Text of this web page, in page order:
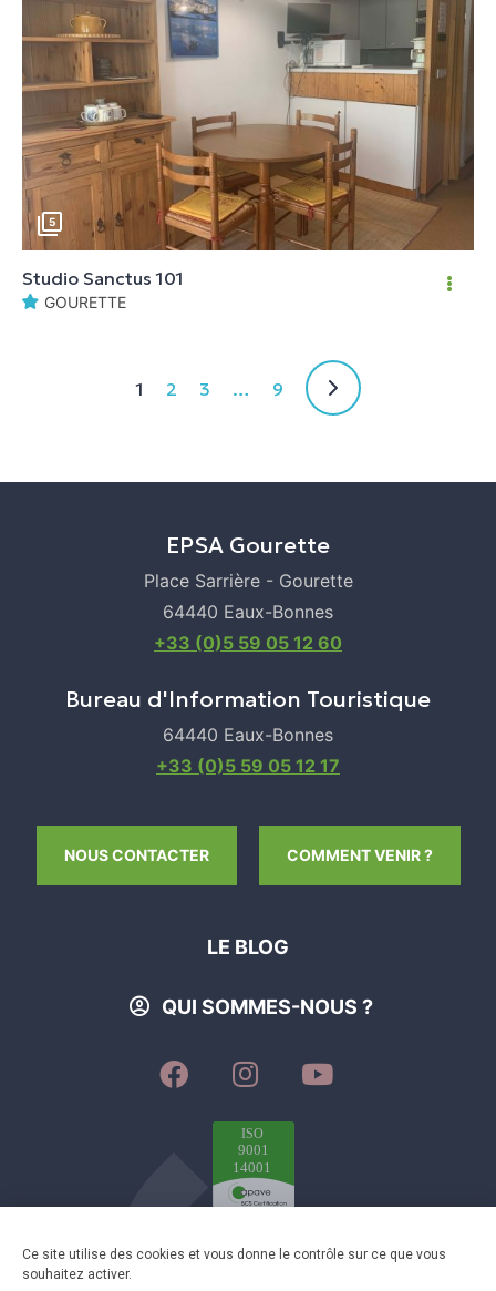
5
Studio Sanctus 101
GOURETTE
1 2 3 … 9
EPSA Gourette
Place Sarrière - Gourette
64440 Eaux-Bonnes
+33 (0)5 59 05 12 60
Bureau d'Information Touristique
64440 Eaux-Bonnes
+33 (0)5 59 05 12 17
NOUS CONTACTER COMMENT VENIR ?
LE BLOG
QUI SOMMES-NOUS ?
SUIVEZ-
NOUS
SUR
SUIVEZ-
NOUS
SUR
Plan du site Éditer mes cookies